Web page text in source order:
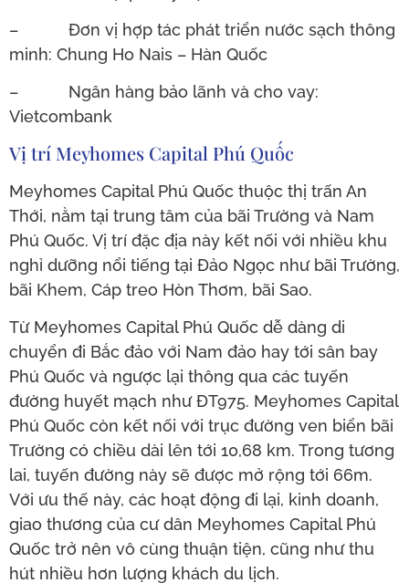
– Đơn vị hợp tác phát triển nước sạch thông
minh: Chung Ho Nais – Hàn Quốc
– Ngân hàng bảo lãnh và cho vay:
Vietcombank
Vị trí Meyhomes Capital Phú Quốc
Meyhomes Capital Phú Quốc thuộc thị trấn An
Thới, nằm tại trung tâm của bãi Trường và Nam
Phú Quốc. Vị trí đặc địa này kết nối với nhiều khu
nghỉ dưỡng nổi tiếng tại Đảo Ngọc như bãi Trường,
bãi Khem, Cáp treo Hòn Thơm, bãi Sao.
Từ Meyhomes Capital Phú Quốc dễ dàng di
chuyển đi Bắc đảo với Nam đảo hay tới sân bay
Phú Quốc và ngược lại thông qua các tuyến
đường huyết mạch như ĐT975. Meyhomes Capital
Phú Quốc còn kết nối với trục đường ven biển bãi
Trường có chiều dài lên tới 10,68 km. Trong tương
lai, tuyến đường này sẽ được mở rộng tới 66m.
Với ưu thế này, các hoạt động đi lại, kinh doanh,
giao thương của cư dân Meyhomes Capital Phú
Quốc trở nên vô cùng thuận tiện, cũng như thu
hút nhiều hơn lượng khách du lịch.